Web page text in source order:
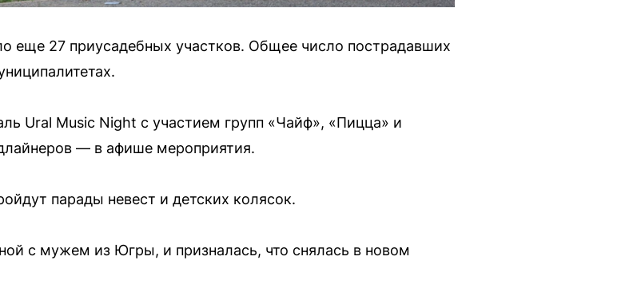
еще 27 приусадебных участков. Общее число пострадавших
Ural Music Night с участием групп «Чайф», «Пицца» и
— в афише мероприятия.
парады невест и детских колясок.
с мужем из Югры, и призналась, что снялась в новом